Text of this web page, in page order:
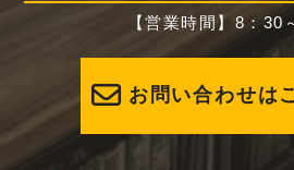
【営業時間】8：30
お問い合わせは